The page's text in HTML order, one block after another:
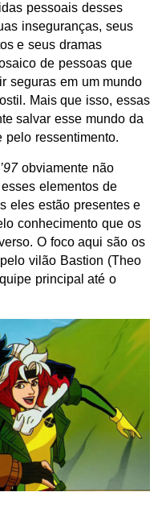
pessoais desses
inseguranças, seus
e seus dramas
de pessoas que
seguras em um mundo
Mais que isso, essas
salvar esse mundo da
ressentimento.
obviamente não
elementos de
eles estão presentes e
conhecimento que os
O foco aqui são os
vilão Bastion (Theo
principal até o